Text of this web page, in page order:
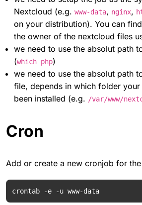
Nextcloud (e.g. www-data, nginx,
on your distribution). You can
the owner of the nextcloud files
we need to use the absolut path
(which php)
we need to use the absolut path
file, depends in which folder
been installed (e.g. /var/www/
Cron
Add or create a new cronjob for